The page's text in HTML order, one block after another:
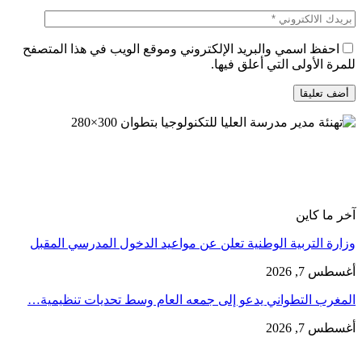
احفظ اسمي والبريد الإلكتروني وموقع الويب في هذا المتصفح
للمرة الأولى التي أعلق فيها.
آخر ما كاين
وزارة التربية الوطنية تعلن عن مواعيد الدخول المدرسي المقبل
أغسطس 7, 2026
المغرب التطواني يدعو إلى جمعه العام وسط تحديات تنظيمية…
أغسطس 7, 2026